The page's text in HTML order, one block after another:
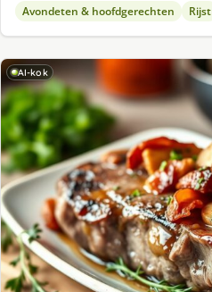
Avondeten & hoofdgerechten Rijst
AI-kok